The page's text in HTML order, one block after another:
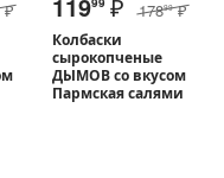
₽ 17899 ₽
Колбаски
сырокопченые
ДЫМОВ со вкусом
Пармская салями